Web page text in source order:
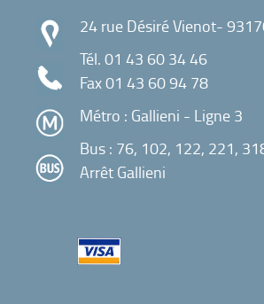
24 rue Désiré Vienot-
Tél. 01 43 60 34 46
Fax 01 43 60 94 78
Métro : Gallieni - Ligne 3
Bus : 76, 102, 122, 221,
Arrêt Gallieni